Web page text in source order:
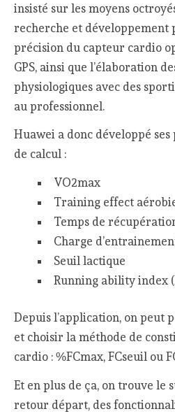
insisté sur les moyens
recherche et développement
précision du capteur cardio
GPS, ainsi que l’élaboration
physiologiques avec des
au professionnel.
Huawei a donc développé
de calcul :
VO2max
Training effect
Temps de
Charge
Seuil lactique
Running ability index
Depuis l’application, on peut
et choisir la méthode de
cardio : %FCmax, FCseuil ou
Et en plus de ça, on trouve le
retour départ, des